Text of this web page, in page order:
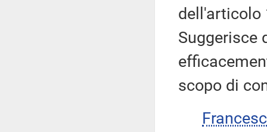
dell'articolo
Suggerisce
scopo di